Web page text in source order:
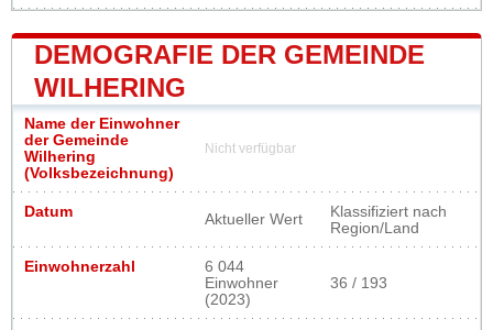
DEMOGRAFIE DER GEMEINDE
WILHERING
Name der Einwohner
der Gemeinde
Wilhering
(Volksbezeichnung)
Nicht verfügbar
Datum Aktueller Wert
Klassifiziert nach
Region/Land
Einwohnerzahl
6 044
Einwohner
(2023)
36 / 193